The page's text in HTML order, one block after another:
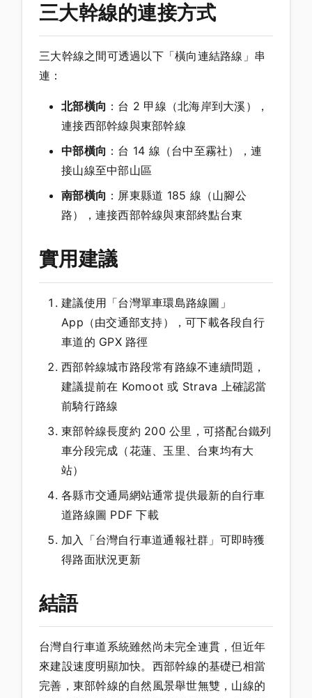
三大幹線的連接方式
三大幹線之間可透過以下「橫向連結路線」串
連：
北部橫向 ：台 2 甲線（北海岸到大溪），
連接西部幹線與東部幹線
中部橫向 ：台 14 線（台中至霧社），連
接山線至中部山區
南部橫向 ：屏東縣道 185 線（山腳公
路），連接西部幹線與東部終點台東
實用建議
建議使用「台灣單車環島路線圖」
App（由交通部支持），可下載各段自行
車道的 GPX 路徑
西部幹線城市路段常有路線不連續問題，
建議提前在 Komoot 或 Strava 上確認當
前騎行路線
東部幹線長度約 200 公里，可搭配台鐵列
車分段完成（花蓮、玉里、台東均有大
站）
各縣市交通局網站通常提供最新的自行車
道路線圖 PDF 下載
加入「台灣自行車道通報社群」可即時獲
得路面狀況更新
結語
台灣自行車道系統雖然尚未完全連貫，但近年
來建設速度明顯加快。西部幹線的基礎已相當
完善，東部幹線的自然風景舉世無雙，山線的